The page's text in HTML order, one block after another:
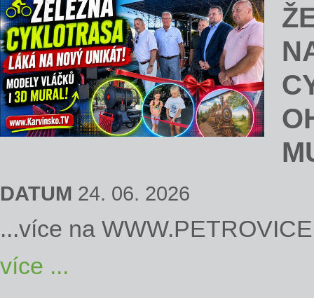
DATUM 24. 06. 2026
...více na
více ...